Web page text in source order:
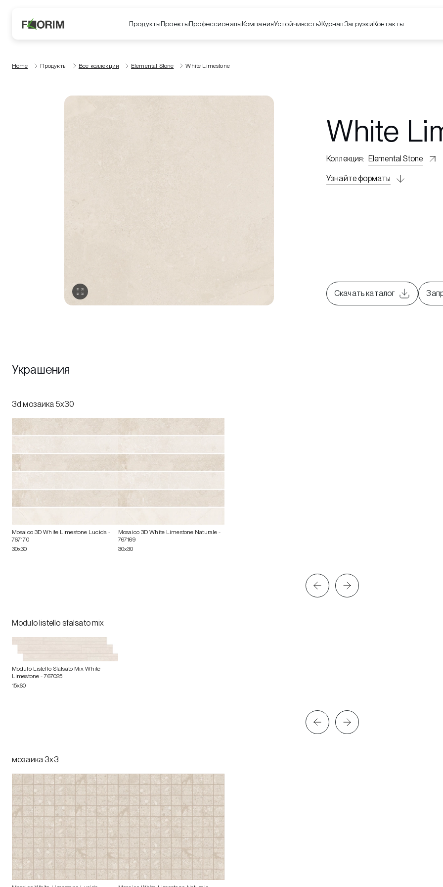
ПродуктыПроектыПрофессионалыКомпанияУстойчивостьЖурналЗагрузкиКонтакты
Home Продукты Все коллекции Elemental Stone White Limestone
White
Коллекция: Elemental Stone
Узнайте форматы
Скачать каталог
Украшения
3d мозаика 5x30
Mosaico 3D White Limestone Lucida-
767170
30x30
Mosaico 3D White Limestone Naturale -
767169
30x30
Modulo listello sfalsato mix
Modulo Listello Sfalsato Mix White
Limestone - 767025
15x60
мозаика 3x3